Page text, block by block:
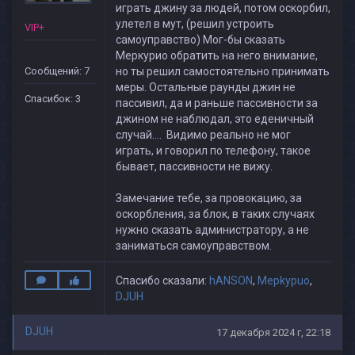
VIP+
Сообщений: 7
Спасибок: 3
играть джину за людей, потом оскорбил,
улетел в мут, (решил устроить
самоуправство) Мог-бы сказать
Меркурио обратить на него внимание,
но ты решил самостоятельно принимать
меры. Остальные раунды джин не
пассивил, да и раньше пассивности за
джином не наблюдал, это еденичный
случай.... Видимо реально не мог
играть, и говорил по телефону, такое
бывает, пассивности не вижу.
Замечание тебе, за провокацию, за
оскорбления, за блок, в таких случаях
нужно сказать администратору, а не
заниматься самоуправством.
Спасибо сказали: hANSON, Mepkypuo,
DJUH
DJUH 17 декабря 2024 г, 22:18